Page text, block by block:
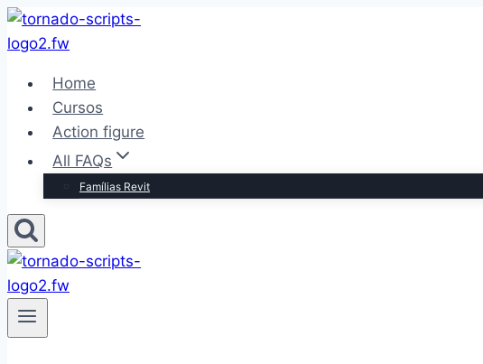
Pular
para
Conteúdo
Home
Cursos
Action figure
All FAQs
Famílias Revit